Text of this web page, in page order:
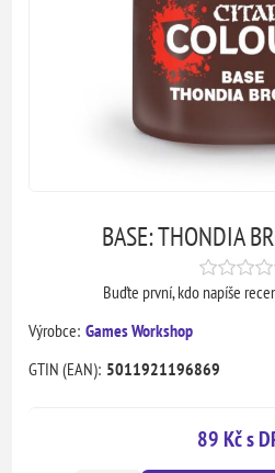
BASE: THONDIA
Buďte první, kdo napíše
Výrobce: Games Workshop
GTIN (EAN): 5011921196869
89 Kč s